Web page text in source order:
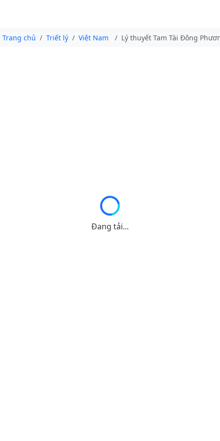
Trang chủ Triết lý Việt Nam Lý thuyết Tam Tài Đông
Đang tải...